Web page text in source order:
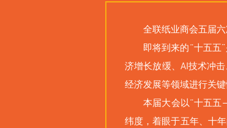
全联纸业商会五届
即将到来的“十五五
济增长放缓、AI技术冲
经济发展等领域进行关
本届大会以“十五五
纬度，着眼于五年、十